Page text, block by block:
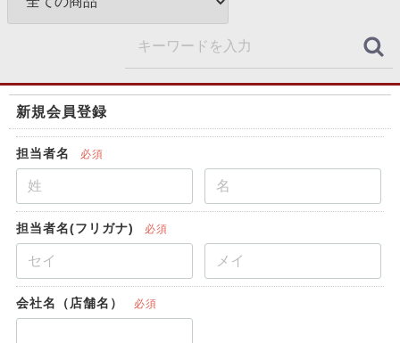
新規会員登録
担当者名 必須
担当者名(フリガナ) 必須
会社名（店舗名） 必須